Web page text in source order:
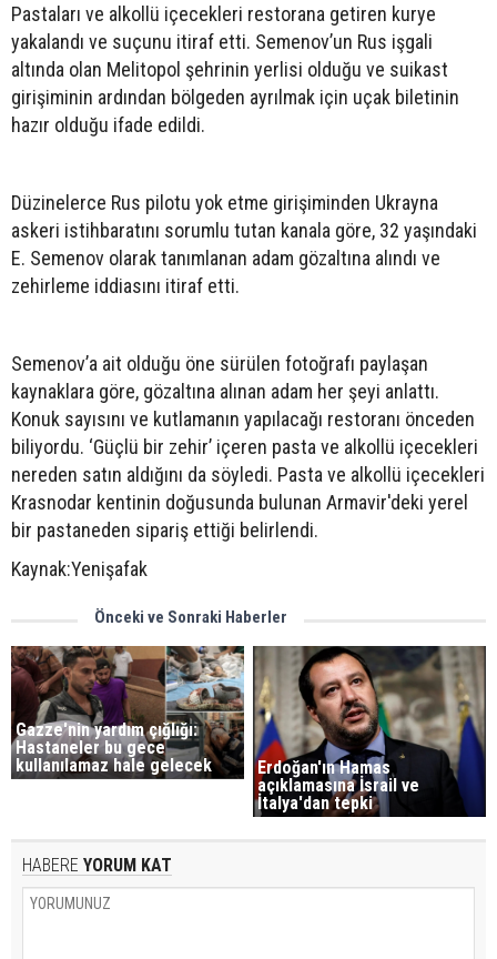
Pastaları ve alkollü içecekleri restorana getiren kurye
yakalandı ve suçunu itiraf etti. Semenov’un Rus işgali
altında olan Melitopol şehrinin yerlisi olduğu ve suikast
girişiminin ardından bölgeden ayrılmak için uçak biletinin
hazır olduğu ifade edildi.
Düzinelerce Rus pilotu yok etme girişiminden Ukrayna
askeri istihbaratını sorumlu tutan kanala göre, 32 yaşındaki
E. Semenov olarak tanımlanan adam gözaltına alındı ve
zehirleme iddiasını itiraf etti.
Semenov’a ait olduğu öne sürülen fotoğrafı paylaşan
kaynaklara göre, gözaltına alınan adam her şeyi anlattı.
Konuk sayısını ve kutlamanın yapılacağı restoranı önceden
biliyordu. ‘Güçlü bir zehir’ içeren pasta ve alkollü içecekleri
nereden satın aldığını da söyledi. Pasta ve alkollü içecekleri
Krasnodar kentinin doğusunda bulunan Armavir'deki yerel
bir pastaneden sipariş ettiği belirlendi.
Kaynak:Yenişafak
Önceki ve Sonraki Haberler
Gazze'nin yardım çığlığı:
Hastaneler bu gece
kullanılamaz hale gelecek
Erdoğan'ın Hamas
açıklamasına İsrail ve
İtalya'dan tepki
HABERE YORUM KAT